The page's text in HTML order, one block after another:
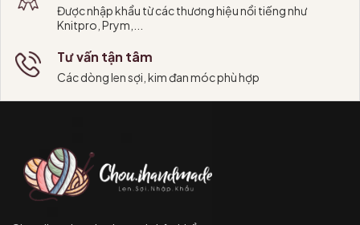
Được nhập khẩu từ các thương hiệu nổi tiếng như
Knitpro, Prym,...
Tư vấn tận tâm
Các dòng len sợi, kim đan móc phù hợp